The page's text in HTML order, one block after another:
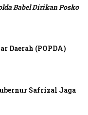
Babel Dirikan Posko
Daerah (POPDA)
Safrizal Jaga